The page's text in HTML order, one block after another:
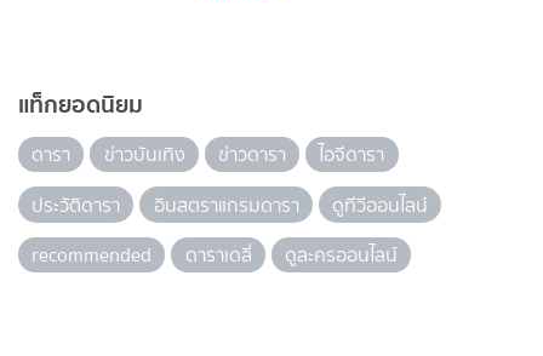
แท็กยอดนิยม
ดารา ข่าวบันเทิง ข่าวดารา
ไอจีดารา
ประวัติดารา
อินสตราแกรมดารา
ดูทีวีออนไลน์
recommended
ดาราเดลี่ ดูละครออนไลน์